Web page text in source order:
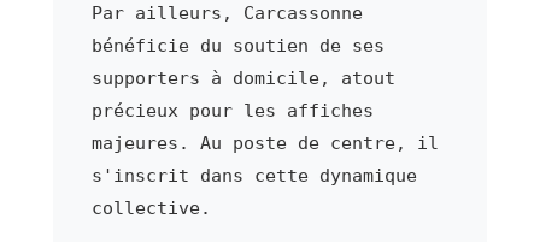
Par ailleurs, Carcassonne
bénéficie du soutien de ses
supporters à domicile, atout
précieux pour les affiches
majeures. Au poste de centre, il
s'inscrit dans cette dynamique
collective.